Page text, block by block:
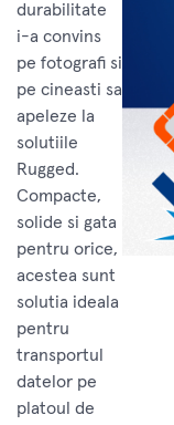
durabilitate
i-a convins
pe fotografi si
pe cineasti sa
apeleze la
solutiile
Rugged.
Compacte,
solide si gata
pentru orice,
acestea sunt
solutia ideala
pentru
transportul
datelor pe
platoul de